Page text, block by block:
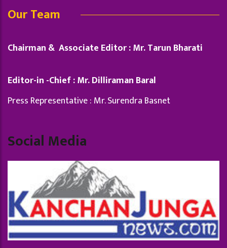
Our Team
Chairman & Associate Editor : Mr. Tarun Bharati
Editor-in -Chief : Mr. Dilliraman Baral
Press Representative : Mr. Surendra Basnet
Social Media